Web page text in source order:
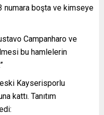
numara boşta ve kimseye
Campanharo ve
bu hamlelerin
Kayserisporlu
kattı. Tanıtım